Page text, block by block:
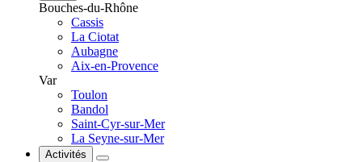
Bouches-du-Rhône
Cassis
La Ciotat
Aubagne
Aix-en-Provence
Var
Toulon
Bandol
Saint-Cyr-sur-Mer
La Seyne-sur-Mer
Activités